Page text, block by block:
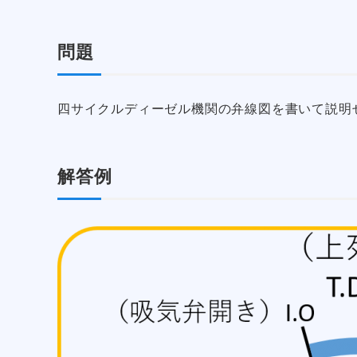
問題
四サイクルディーゼル機関の弁線図を書いて説明
解答例